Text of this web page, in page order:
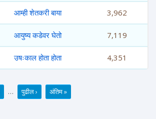
आम्ही शेतकरी बाया 3,962
आयुष्य कडेवर घेतो 7,119
उषःकाल होता होता 4,351
… पुढील › अंतिम »